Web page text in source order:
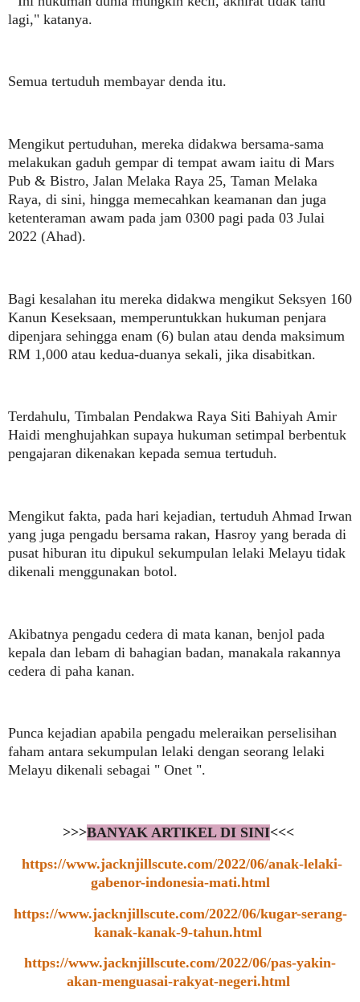
lagi," katanya.
Semua tertuduh membayar denda itu.
Mengikut pertuduhan, mereka didakwa bersama-sama
melakukan gaduh gempar di tempat awam iaitu di Mars
Pub & Bistro, Jalan Melaka Raya 25, Taman Melaka
Raya, di sini, hingga memecahkan keamanan dan juga
ketenteraman awam pada jam 0300 pagi pada 03 Julai
2022 (Ahad).
Bagi kesalahan itu mereka didakwa mengikut Seksyen 160
Kanun Keseksaan, memperuntukkan hukuman penjara
dipenjara sehingga enam (6) bulan atau denda maksimum
RM 1,000 atau kedua-duanya sekali, jika disabitkan.
Terdahulu, Timbalan Pendakwa Raya Siti Bahiyah Amir
Haidi menghujahkan supaya hukuman setimpal berbentuk
pengajaran dikenakan kepada semua tertuduh.
Mengikut fakta, pada hari kejadian, tertuduh Ahmad Irwan
yang juga pengadu bersama rakan, Hasroy yang berada di
pusat hiburan itu dipukul sekumpulan lelaki Melayu tidak
dikenali menggunakan botol.
Akibatnya pengadu cedera di mata kanan, benjol pada
kepala dan lebam di bahagian badan, manakala rakannya
cedera di paha kanan.
Punca kejadian apabila pengadu meleraikan perselisihan
faham antara sekumpulan lelaki dengan seorang lelaki
Melayu dikenali sebagai " Onet ".
>>>BANYAK ARTIKEL DI SINI<<<
https://www.jacknjillscute.com/2022/06/anak-lelaki-
gabenor-indonesia-mati.html
https://www.jacknjillscute.com/2022/06/kugar-serang-
kanak-kanak-9-tahun.html
https://www.jacknjillscute.com/2022/06/pas-yakin-
akan-menguasai-rakyat-negeri.html